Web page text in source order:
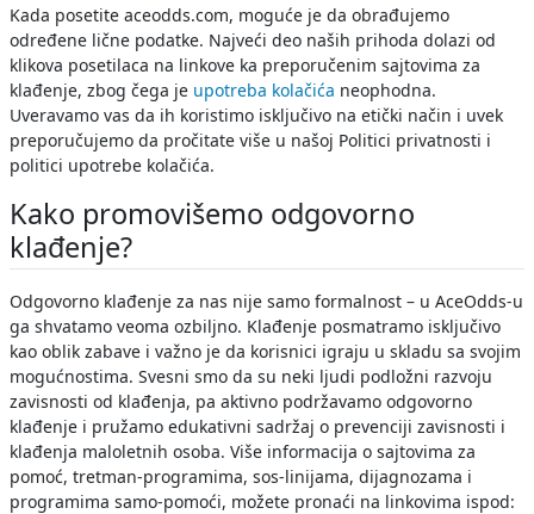
Kada posetite aceodds.com, moguće je da obrađujemo
određene lične podatke. Najveći deo naših prihoda dolazi od
klikova posetilaca na linkove ka preporučenim sajtovima za
klađenje, zbog čega je upotreba kolačića neophodna.
Uveravamo vas da ih koristimo isključivo na etički način i uvek
preporučujemo da pročitate više u našoj Politici privatnosti i
politici upotrebe kolačića.
Kako promovišemo odgovorno
klađenje?
Odgovorno klađenje za nas nije samo formalnost – u AceOdds-u
ga shvatamo veoma ozbiljno. Klađenje posmatramo isključivo
kao oblik zabave i važno je da korisnici igraju u skladu sa svojim
mogućnostima. Svesni smo da su neki ljudi podložni razvoju
zavisnosti od klađenja, pa aktivno podržavamo odgovorno
klađenje i pružamo edukativni sadržaj o prevenciji zavisnosti i
klađenja maloletnih osoba. Više informacija o sajtovima za
pomoć, tretman-programima, sos-linijama, dijagnozama i
programima samo-pomoći, možete pronaći na linkovima ispod: